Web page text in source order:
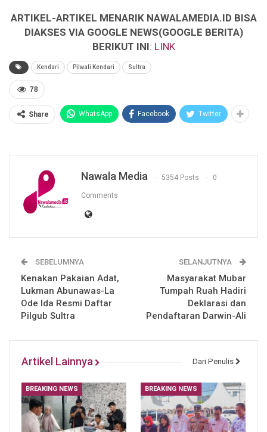
ARTIKEL-ARTIKEL MENARIK NAWALAMEDIA.ID BISA
DIAKSES VIA GOOGLE NEWS(GOOGLE BERITA)
BERIKUT INI: LINK
Kendari Pilwali Kendari Sultra
78
Share WhatsApp Facebook Twitter
Nawala Media 5354 Posts 0
Comments
SEBELUMNYA
Kenakan Pakaian Adat,
Lukman Abunawas-La
Ode Ida Resmi Daftar
Pilgub Sultra
SELANJUTNYA
Masyarakat Mubar
Tumpah Ruah Hadiri
Deklarasi dan
Pendaftaran Darwin-Ali
Artikel Lainnya Dari Penulis
BREAKING NEWS BREAKING NEWS